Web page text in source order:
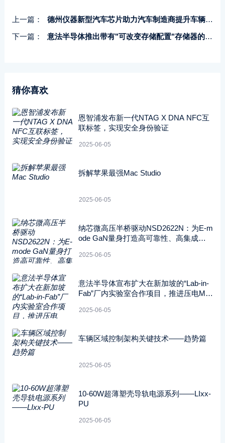
上一篇：
德州仪器新型汽车芯片助力汽车制造商提升车辆的自动驾驶水平和安全性
下一篇：
意法半导体推出带有"可改变存储配置"存储器的车规MCU解决方案
猜你喜欢
恩智浦发布新一代NTAG X DNA NFC互
联标签，实现安全身份验证
2025-06-05
拆解苹果最强Mac Studio
2025-06-05
纳芯微高压半桥驱动NSD2622N：为E-m
ode GaN量身打造高可靠性、高集成度
2025-06-05
意法半导体宣布扩大在新加坡的“Lab-in-
Fab”厂内实验室合作项目，推进压电ME
2025-06-05
车辆区域控制架构关键技术——趋势篇
2025-06-05
10-60W超薄塑壳导轨电源系列——LIxx-
PU
2025-06-05